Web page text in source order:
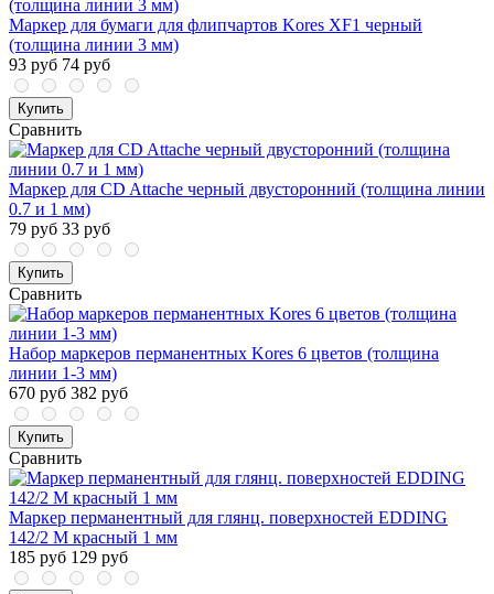
Маркер для бумаги для флипчартов Kores XF1 черный
(толщина линии 3 мм)
93 руб 74 руб
Купить
Сравнить
Маркер для CD Attache черный двусторонний (толщина линии
0.7 и 1 мм)
79 руб 33 руб
Купить
Сравнить
Набор маркеров перманентных Kores 6 цветов (толщина
линии 1-3 мм)
670 руб 382 руб
Купить
Сравнить
Маркер перманентный для глянц. поверхностей EDDING
142/2 M красный 1 мм
185 руб 129 руб